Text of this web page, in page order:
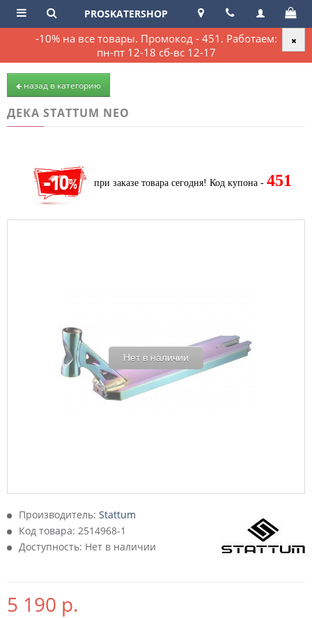
-10% на все товары. Промокод - 451. Работаем:
пн-пт 12-18 сб-вс 12-17
PROSKATERSHOP
назад в категорию
ДЕКА STATTUM NEO
при заказе товара сегодня! Код купона - 451
Нет в наличии
Производитель: Stattum
Код товара: 2514968-1
Доступность: Нет в наличии
5 190 р.